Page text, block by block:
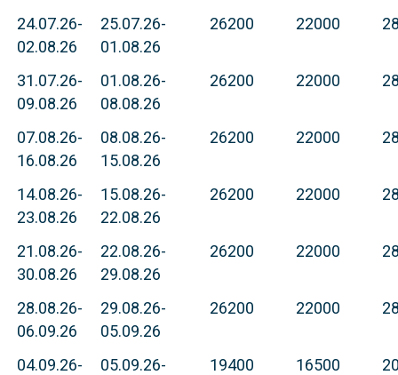
24.07.26-
02.08.26
25.07.26-
01.08.26
26200 22000
31.07.26-
09.08.26
01.08.26-
08.08.26
26200 22000
07.08.26-
16.08.26
08.08.26-
15.08.26
26200 22000
14.08.26-
23.08.26
15.08.26-
22.08.26
26200 22000
21.08.26-
30.08.26
22.08.26-
29.08.26
26200 22000
28.08.26-
06.09.26
29.08.26-
05.09.26
26200 22000
04.09.26-
05.09.26-
19400 16500